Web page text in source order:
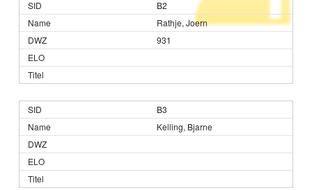
B2
Rathje, Joern
931
B3
Kelling, Bjarne